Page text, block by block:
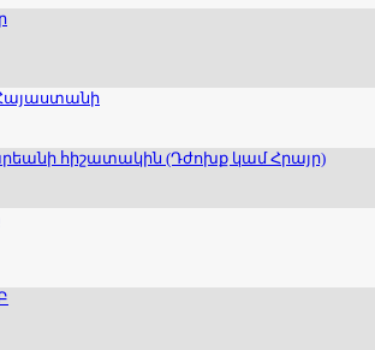
հիշատակին (Դժոխք կամ Հրայր)